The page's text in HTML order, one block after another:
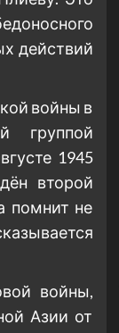
действий
войны в
группой
1945
второй
помнит не
войны,
Азии от